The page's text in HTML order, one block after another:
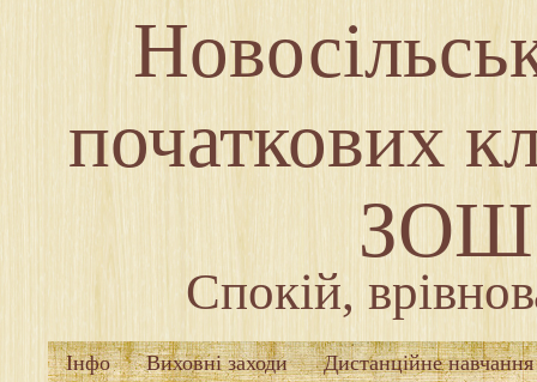
початкових
ЗОШ
Спокій,
Інфо Виховні заходи Дистанційне навчання